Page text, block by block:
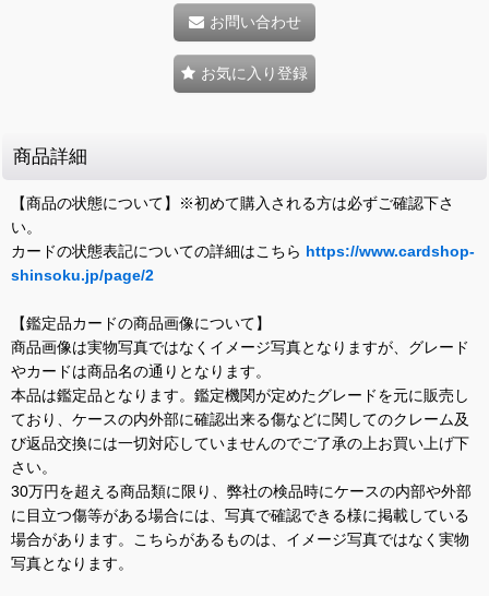
お問い合わせ
お気に入り登録
商品詳細
【商品の状態について】※初めて購入される方は必ずご確認下さ
い。
カードの状態表記についての詳細はこちら https://www.cardshop-
shinsoku.jp/page/2
【鑑定品カードの商品画像について】
商品画像は実物写真ではなくイメージ写真となりますが、グレード
やカードは商品名の通りとなります。
本品は鑑定品となります。鑑定機関が定めたグレードを元に販売し
ており、ケースの内外部に確認出来る傷などに関してのクレーム及
び返品交換には一切対応していませんのでご了承の上お買い上げ下
さい。
30万円を超える商品類に限り、弊社の検品時にケースの内部や外部
に目立つ傷等がある場合には、写真で確認できる様に掲載している
場合があります。こちらがあるものは、イメージ写真ではなく実物
写真となります。